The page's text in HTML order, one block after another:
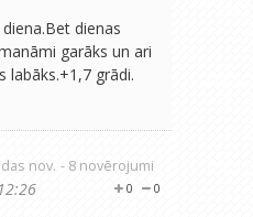
dienas
garāks un ari
labāks.+1,7 grādi.
nov. - 8 novērojumi
0
0